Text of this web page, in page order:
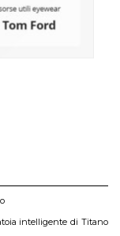
intelligente di Titano